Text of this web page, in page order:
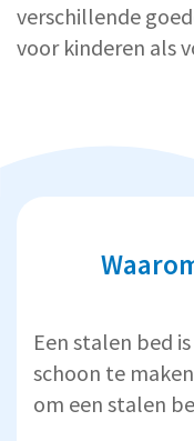
verschillende
voor kinderen als
Een stalen bed
schoon te
om een stalen